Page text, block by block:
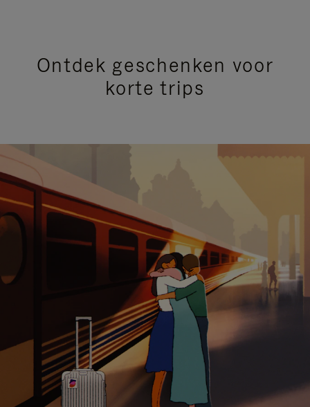
Ontdek geschenken voor
korte trips